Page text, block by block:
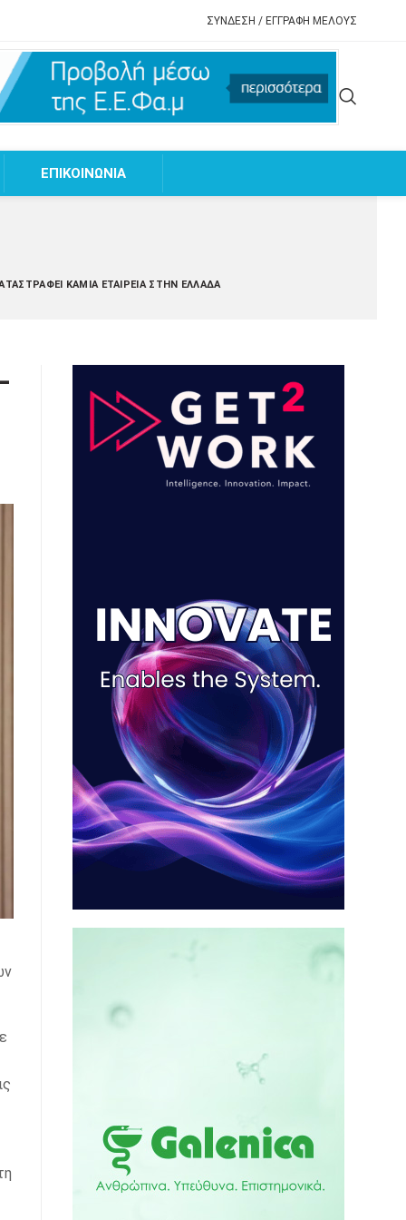
ΣΥΝΔΕΣΗ / ΕΓΓΡΑΦΗ ΜΕΛΟΥΣ
EΠΙΚΟΙΝΩΝΙΑ
ΚΑΜΊΑ ΕΤΑΙΡΕΊΑ ΣΤΗΝ ΕΛΛΆΔΑ